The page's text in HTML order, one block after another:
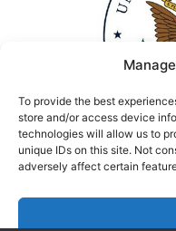
To provide the best
store and/or access device
technologies will allow us to
unique IDs on this site. Not
adversely affect certain